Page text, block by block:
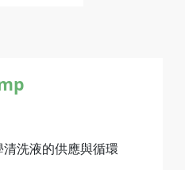
洗液的供應與循環